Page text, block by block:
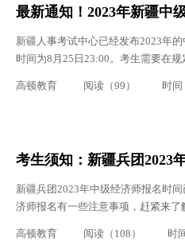
最新通知！2023年新疆中
新疆人事考试中心已经发布2023年
时间为8月25日23:00。考生需要在
高顿教育 阅读（99） 时间
考生须知：新疆兵团2023
新疆兵团2023年中级经济师报名时
济师报名有一些注意事项，赶紧来了
高顿教育 阅读（108） 时